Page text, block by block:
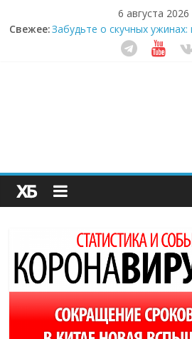
6 августа 2026
Свежее:Забудьте о скучных
которое видит вашу еду
Небо зовёт: как бизнес на
Секрет супергидратации:
пребиотиками становится
здорового питания